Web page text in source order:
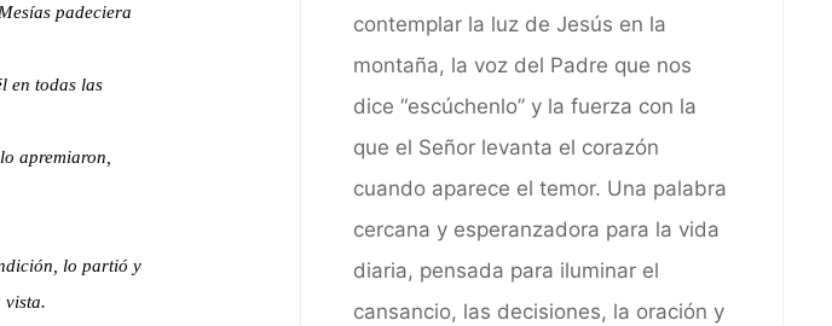
padeciera
en todas las
apremiaron,
lo partió y
vista.
contemplar la luz de Jesús en la
montaña, la voz del Padre que nos
dice “escúchenlo” y la fuerza con la
que el Señor levanta el corazón
cuando aparece el temor. Una palabra
cercana y esperanzadora para la vida
diaria, pensada para iluminar el
cansancio, las decisiones, la oración y